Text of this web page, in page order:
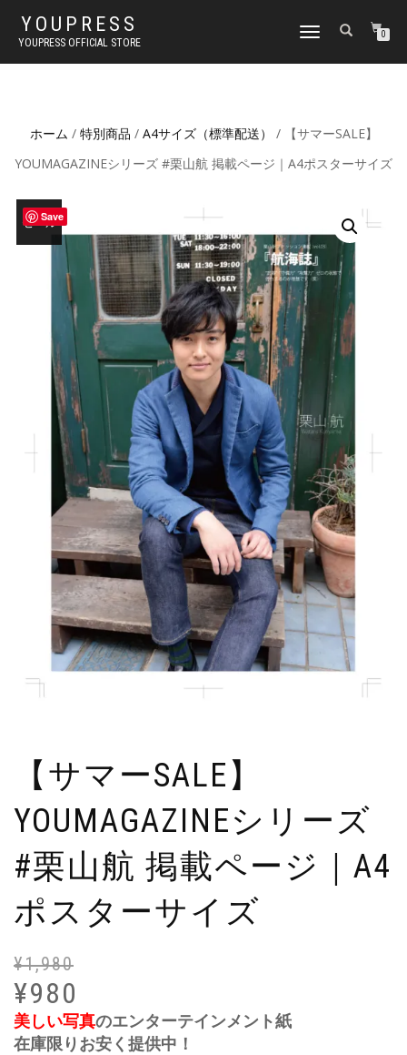
YOUPRESS
YOUPRESS OFFICIAL STORE
ナ
ゲ
ン
り
0
ホーム / 特別商品 / A4サイズ（標準配送）
/ 【サマーSALE】
YOUMAGAZINEシリーズ #栗山航 掲載ページ｜A4ポスターサイズ
セール
Save
【サマーSALE】
YOUMAGAZINEシリーズ
#栗山航 掲載ページ｜A4
ポスターサイズ
¥1,980
¥980
美しい写真のエンターテインメント紙
在庫限りお安く提供中！